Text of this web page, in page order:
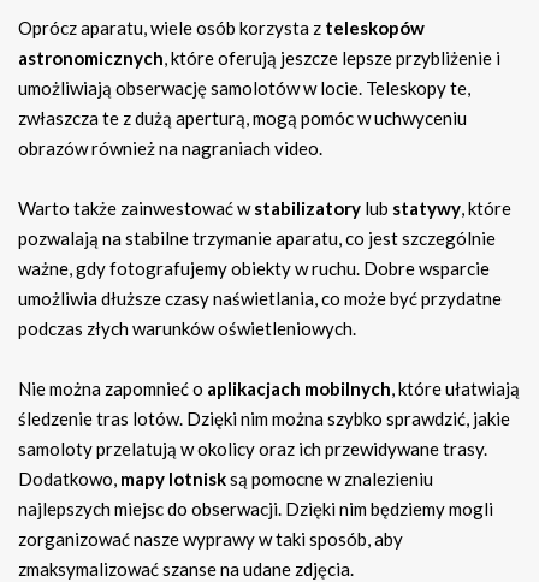
Oprócz aparatu, wiele osób korzysta z teleskopów
astronomicznych , które oferują jeszcze lepsze przybliżenie i
umożliwiają obserwację samolotów w locie. Teleskopy te,
zwłaszcza te z dużą aperturą, mogą pomóc w uchwyceniu
obrazów również na nagraniach video.
Warto także zainwestować wstabilizatory lub statywy , które
pozwalają na stabilne trzymanie aparatu, co jest szczególnie
ważne, gdy fotografujemy obiekty w ruchu. Dobre wsparcie
umożliwia dłuższe czasy naświetlania, co może być przydatne
podczas złych warunków oświetleniowych.
Nie można zapomnieć o aplikacjach mobilnych , które ułatwiają
śledzenie tras lotów. Dzięki nim można szybko sprawdzić, jakie
samoloty przelatują w okolicy oraz ich przewidywane trasy.
Dodatkowo, mapy lotnisksą pomocne w znalezieniu
najlepszych miejsc do obserwacji. Dzięki nim będziemy mogli
zorganizować nasze wyprawy w taki sposób, aby
zmaksymalizować szanse na udane zdjęcia.